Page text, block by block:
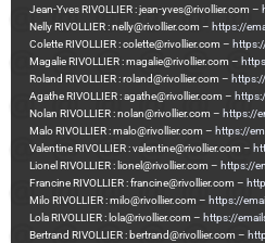
Jean-Yves RIVOLLIER : jean-yves@rivollier.com –
Nelly RIVOLLIER : nelly@rivollier.com – https://
Colette RIVOLLIER : colette@rivollier.com –
Magalie RIVOLLIER : magalie@rivollier.com –
Roland RIVOLLIER : roland@rivollier.com –
Agathe RIVOLLIER : agathe@rivollier.com –
Nolan RIVOLLIER : nolan@rivollier.com – https://
Malo RIVOLLIER : malo@rivollier.com – https://
Valentine RIVOLLIER : valentine@rivollier.com –
Lionel RIVOLLIER : lionel@rivollier.com – https://
Francine RIVOLLIER : francine@rivollier.com –
Milo RIVOLLIER : milo@rivollier.com – https://
Lola RIVOLLIER : lola@rivollier.com – https://
Bertrand RIVOLLIER : bertrand@rivollier.com –